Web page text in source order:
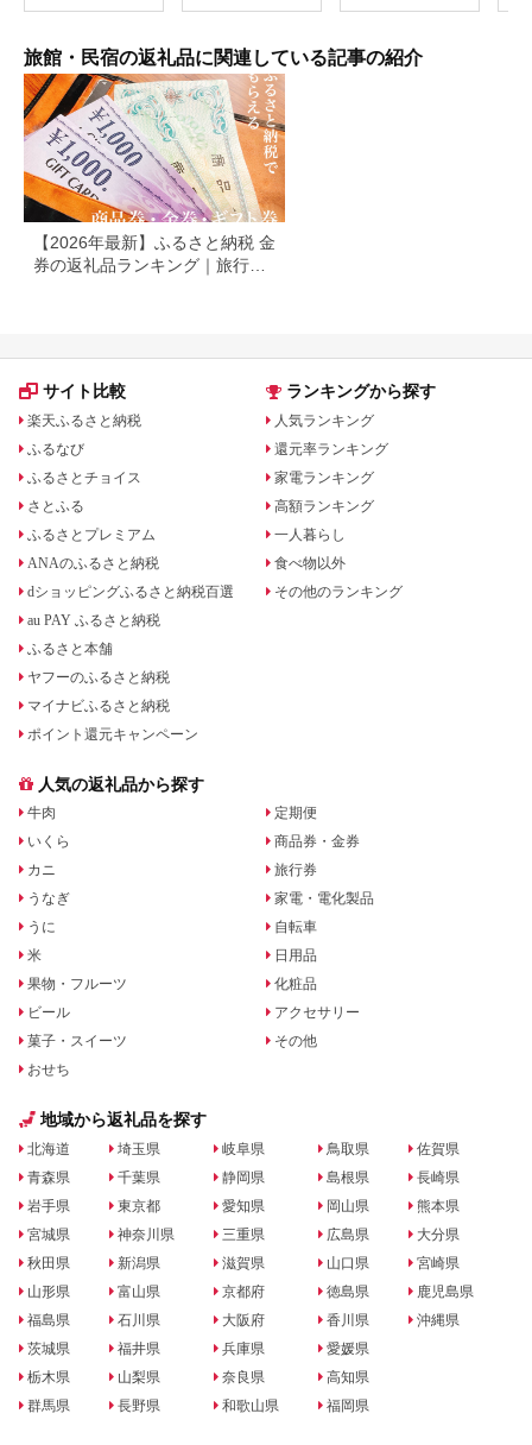
旅館・民宿の返礼品に関連している記事の紹介
【2026年最新】ふるさと納税 金
券の返礼品ランキング｜旅行
サイト比較
楽天ふるさと納税
ふるなび
ふるさとチョイス
さとふる
ふるさとプレミアム
ANAのふるさと納税
dショッピングふるさと納税百選
au PAY ふるさと納税
ふるさと本舗
ヤフーのふるさと納税
マイナビふるさと納税
ポイント還元キャンペーン
ランキングから探す
人気ランキング
還元率ランキング
家電ランキング
高額ランキング
一人暮らし
食べ物以外
その他のランキング
人気の返礼品から探す
牛肉
いくら
カニ
うなぎ
うに
米
果物・フルーツ
ビール
菓子・スイーツ
おせち
定期便
商品券・金券
旅行券
家電・電化製品
自転車
日用品
化粧品
アクセサリー
その他
地域から返礼品を探す
北海道
青森県
岩手県
宮城県
秋田県
山形県
福島県
茨城県
栃木県
群馬県
埼玉県
千葉県
東京都
神奈川県
新潟県
富山県
石川県
福井県
山梨県
長野県
岐阜県
静岡県
愛知県
三重県
滋賀県
京都府
大阪府
兵庫県
奈良県
和歌山県
鳥取県
島根県
岡山県
広島県
山口県
徳島県
香川県
愛媛県
高知県
福岡県
佐賀県
長崎県
熊本県
大分県
宮崎県
鹿児島県
沖縄県